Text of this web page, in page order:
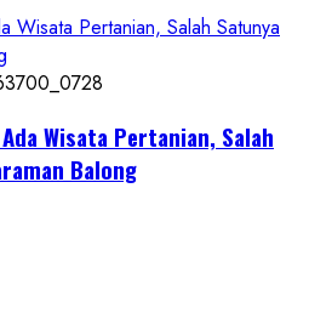
Wisata Pertanian, Salah Satunya
Wisata Pertanian, Salah
Balong